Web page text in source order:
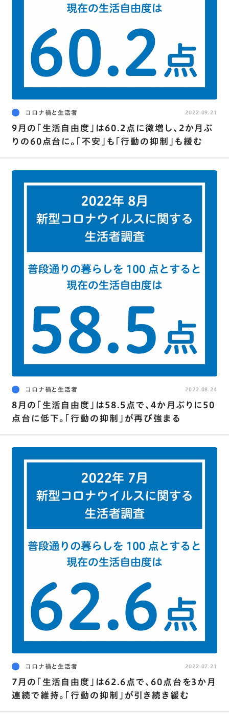
コロナ禍と生活者
9月の｢生活自由度｣は60.2点に微増し､2か月ぶ
りの60点台に。｢不安｣も｢行動の抑制｣も緩む
2022.09.21
コロナ禍と生活者
8月の｢生活自由度｣は58.5点で､4か月ぶりに50
点台に低下。｢行動の抑制｣が再び強まる
2022.08.24
コロナ禍と生活者
7月の｢生活自由度｣は62.6点で､60点台を3か月
連続で維持。｢行動の抑制｣が引き続き緩む
2022.07.21